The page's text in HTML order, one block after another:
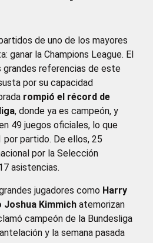
de uno de los mayores
ganar la Champions League. El
referencias de este
por su capacidad
rompió el récord de
, donde ya es campeón, y
49 juegos oficiales, lo que
por partido. De ellos, 25
por la Selección
asistencias.
jugadores como Harry
Joshua Kimmich atemorizan
campeón de la Bundesliga
y la semana pasada